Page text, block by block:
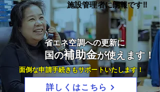
施設管理者に朗報です!!
省エネ空調への更新に
国の補助金が使えます！
面倒な申請手続きもサポートいたします！
詳しくはこちら